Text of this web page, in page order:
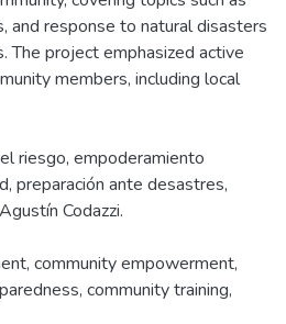
and response to natural disasters
The project emphasized active
members, including local
riesgo, empoderamiento
preparación ante desastres,
Codazzi.
community empowerment,
community training,